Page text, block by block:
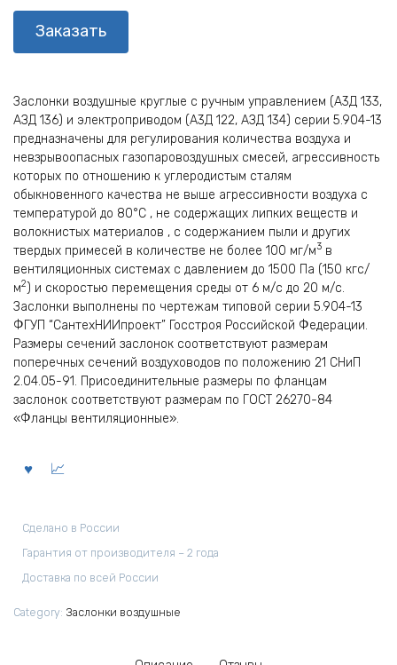
Заказать
Заслонки воздушные круглые с ручным управлением (А3Д 133,
АЗД 136) и электроприводом (А3Д 122, АЗД 134) серии 5.904-13
предназначены для регулирования количества воздуха и
невзрывоопасных газопаровоздушных смесей, агрессивность
которых по отношению к углеродистым сталям
обыкновенного качества не выше агрессивности воздуха с
температурой до 80°С , не содержащих липких веществ и
волокнистых материалов , с содержанием пыли и других
твердых примесей в количестве не более 100 мг/м3 в
вентиляционных системах с давлением до 1500 Па (150 кгс/
м2 ) и скоростью перемещения среды от 6 м/с до 20 м/с.
Заслонки выполнены по чертежам типовой серии 5.904-13
ФГУП “СантехНИИпроект” Госстроя Российской Федерации.
Размеры сечений заслонок соответствуют размерам
поперечных сечений воздуховодов по положению 21 СНиП
2.04.05-91. Присоединительные размеры по фланцам
заслонок соответствуют размерам по ГОСТ 26270-84
«Фланцы вентиляционные».
Сделано в России
Гарантия от производителя – 2 года
Доставка по всей России
Category: Заслонки воздушные